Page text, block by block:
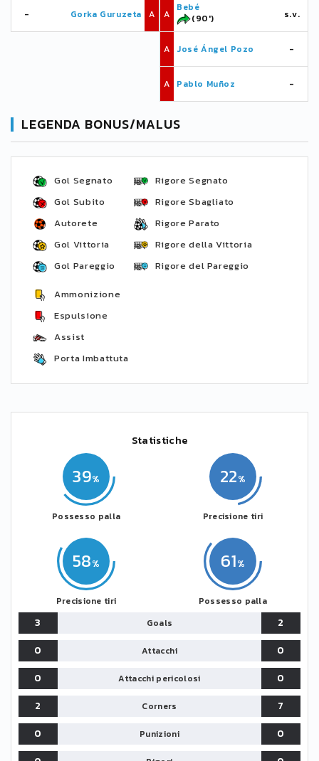
- Gorka Guruzeta A A
Bebé
(90')
s.v.
A José Ángel Pozo -
A Pablo Muñoz -
LEGENDA BONUS/MALUS
Gol Segnato
Gol Subito
Autorete
Gol Vittoria
Gol Pareggio
Rigore Segnato
Rigore Sbagliato
Rigore Parato
Rigore della Vittoria
Rigore del Pareggio
Ammonizione
Espulsione
Assist
Porta Imbattuta
Statistiche
39
Possesso palla
58
Precisione tiri
61
Possesso palla
22
Precisione tiri
3 Goals
2
0
Attacchi
0
0
Attacchi pericolosi
0
2
Corners
7
0
Punizioni
0